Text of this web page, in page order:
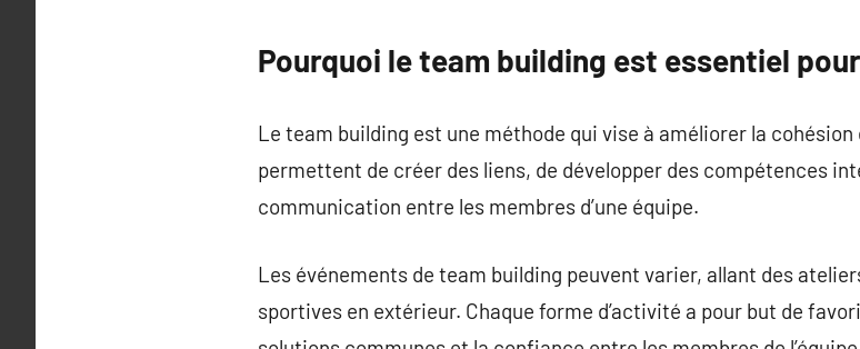
Pourquoi le team building est essentiel
Le team building est une méthode qui vise à améliorer la
permettent de créer des liens, de développer des compétences
communication entre les membres d’une équipe.
Les événements de team building peuvent varier, allant des
sportives en extérieur. Chaque forme d’activité a pour but de